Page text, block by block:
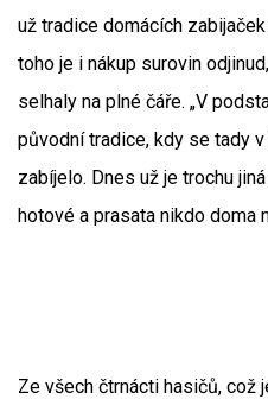
už tradice domácích
toho je i nákup surovin
selhaly na plné čáře. „V
původní tradice, kdy se tady
zabíjelo. Dnes už je trochu
hotové a prasata nikdo doma
Ze všech čtrnácti hasičů, což